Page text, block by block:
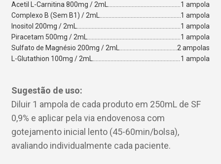
Acetil L-Carnitina 800mg / 2mL
1 ampola
Complexo B (Sem B1) / 2mL
1 ampola
Inositol 200mg / 2mL
1 ampola
Piracetam 500mg / 2mL
1 ampola
Sulfato de Magnésio 200mg / 2mL
2 ampolas
L-Glutathion 100mg / 2mL
1 ampola
Sugestão de uso:
Diluir 1 ampola de cada produto em 250mL de SF
0,9% e aplicar pela via endovenosa com
gotejamento inicial lento (45-60min/bolsa),
avaliando individualmente cada paciente.